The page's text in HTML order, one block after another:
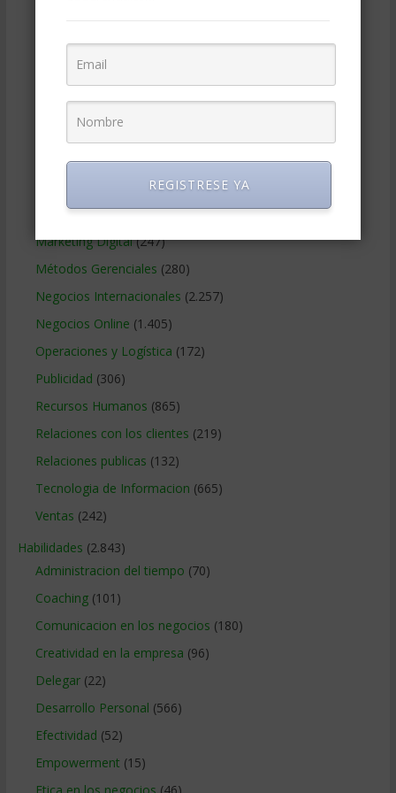
Educacion Gerencial(454)
Finanzas Corporativas(748)
Gerencia social y ambiental
Gobierno Corporativo(11)
Marketing(988)
Marketing Digital(247)
Métodos Gerenciales (280)
Negocios Internacionales (2.257)
Negocios Online (1.405)
Operaciones y Logística (172)
Publicidad (306)
Recursos Humanos (865)
Relaciones con los clientes (219)
Relaciones publicas (132)
Tecnologia de Informacion (665)
Ventas (242)
Habilidades (2.843)
Administracion del tiempo (70)
Coaching(101)
Comunicacion en los negocios (180)
Creatividad en la empresa (96)
Delegar(22)
Desarrollo Personal (566)
Efectividad (52)
Empowerment (15)
REGISTRESE YA